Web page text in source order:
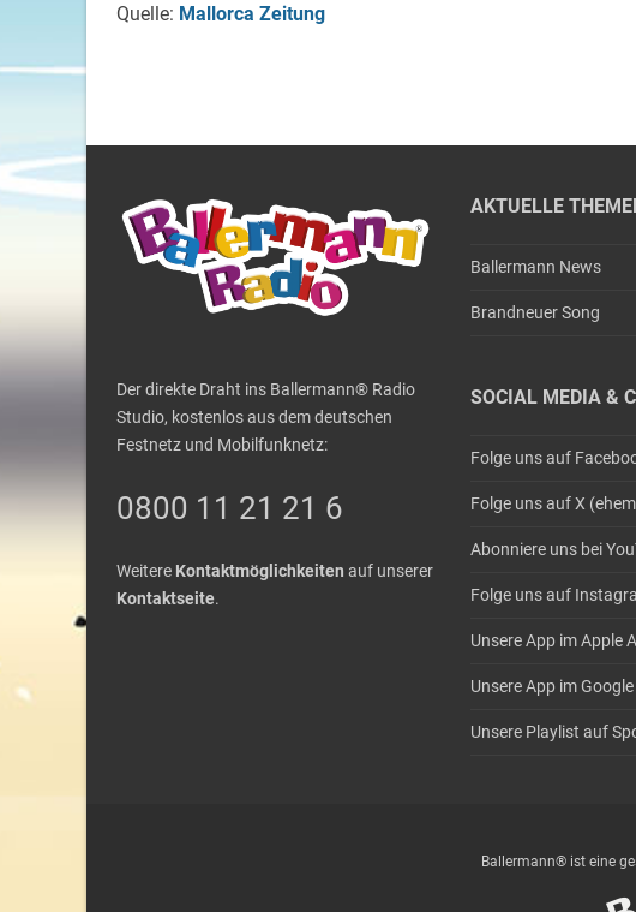
Quelle: Mallorca Zeitung
Der direkte Draht ins Ballermann® Radio
Studio, kostenlos aus dem deutschen
Festnetz und Mobilfunknetz:
0800 11 21 21 6
Weitere Kontaktmöglichkeiten auf unserer
Kontaktseite.
AKTUELLE
Ballermann News
Brandneuer Song
SOCIAL MEDIA &
Folge uns auf
Folge uns auf X
Abonniere uns bei
Folge uns auf
Unsere App im Apple
Unsere App im
Unsere Playlist auf
Ballermann® ist eine